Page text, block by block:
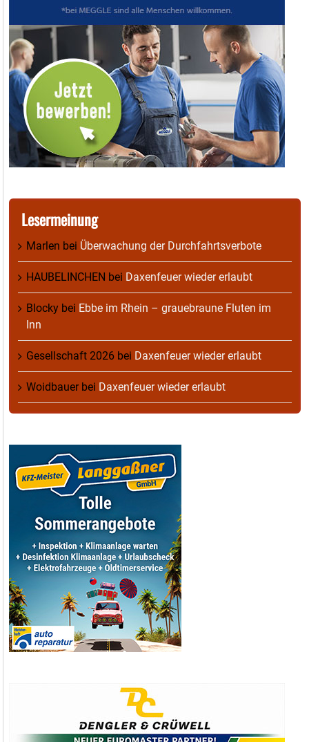
Lesermeinung
Marlen bei Überwachung der Durchfahrtsverbote
HAUBELINCHEN bei Daxenfeuer wieder erlaubt
Blocky bei Ebbe im Rhein – grauebraune Fluten im
Inn
Gesellschaft 2026 bei Daxenfeuer wieder erlaubt
Woidbauerbei Daxenfeuer wieder erlaubt